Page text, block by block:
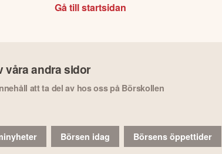
Gå till startsidan
våra andra sidor
att ta del av hos oss på Börskollen
Börsen idag Börsens öppettider